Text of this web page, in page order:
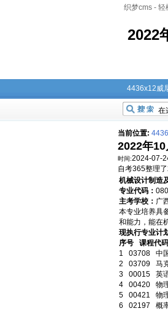
织梦cms - 轻
2022
4436x12威
当前位置:
2022年
时间:2024-07-
自考365整理
机械设计制造
专业代码：
主考学校： 广
本专业培养具
和能力，能在
现执行专业计
序号
课程代码
1
03708 中
2
03709 马
3
00015 英
4
00420 物
5
00421 物
6
02197 概